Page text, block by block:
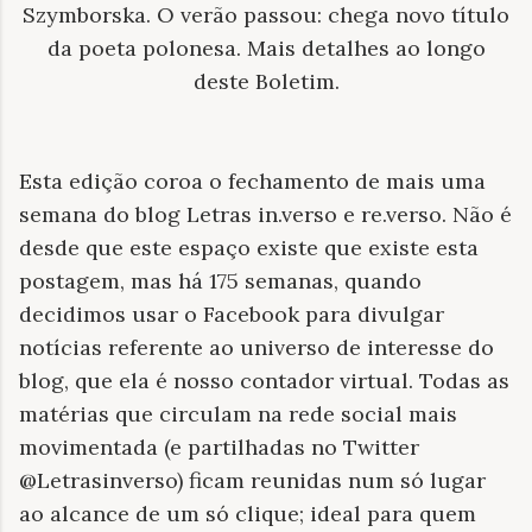
Szymborska. O verão passou: chega novo título
da poeta polonesa. Mais detalhes ao longo
deste Boletim.
Esta edição coroa o fechamento de mais uma
semana do blog Letras in.verso e re.verso. Não é
desde que este espaço existe que existe esta
postagem, mas há 175 semanas, quando
decidimos usar o Facebook para divulgar
notícias referente ao universo de interesse do
blog, que ela é nosso contador virtual. Todas as
matérias que circulam na rede social mais
movimentada (e partilhadas no Twitter
@Letrasinverso) ficam reunidas num só lugar
ao alcance de um só clique; ideal para quem